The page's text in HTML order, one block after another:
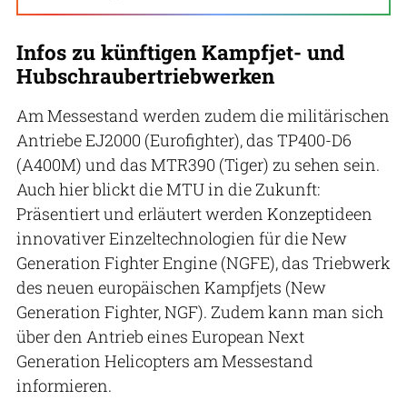
Infos zu künftigen Kampfjet- und
Hubschraubertriebwerken
Am Messestand werden zudem die militärischen
Antriebe EJ2000 (Eurofighter), das TP400-D6
(A400M) und das MTR390 (Tiger) zu sehen sein.
Auch hier blickt die MTU in die Zukunft:
Präsentiert und erläutert werden Konzeptideen
innovativer Einzeltechnologien für die New
Generation Fighter Engine (NGFE), das Triebwerk
des neuen europäischen Kampfjets (New
Generation Fighter, NGF). Zudem kann man sich
über den Antrieb eines European Next
Generation Helicopters am Messestand
informieren.